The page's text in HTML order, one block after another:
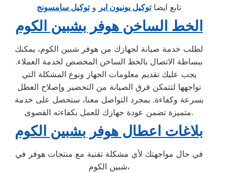
تابع ايضاتوكيل يونيون اير وتوكيل سامسونج
الخط الساخن هوفر بشبين الكوم
لطلب خدمة صيانة لجهازك من هوفر شبين الكوم، يمكنك
ببساطة الاتصال بالخط الساخن المخصص لخدمة العملاء.
يجب عليك تقديم معلومات الجهاز ونوع المشكلة التي
تواجهها لتتمكن فرق الصيانة من التحضير وإصلاح العطل
بسرعة وكفاءة. بمجرد التواصل معنا، ستحصل على خدمة
متميزة تضمن عودة جهازك للعمل بكفاءته القصوى.
بلاغات اعطال هوفر بشبين الكوم
في حال مواجهتك لأي مشكلة تقنية مع منتجات هوفر في
شبين الكوم،